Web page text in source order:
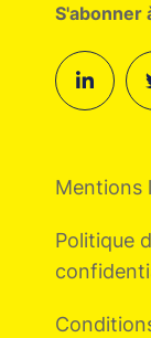
S'abonner
Mentions
Politique